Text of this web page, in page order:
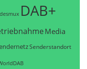
DAB+
Media
Senderstandort